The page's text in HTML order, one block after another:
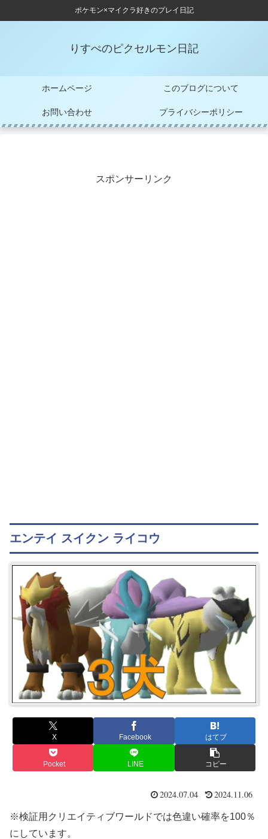
ポケモン×マイクラ好きのプレイ日記
りすぺのピクセルモン日記
ホームページ このブログについて
お問い合わせ プライバシーポリシー
スポンサーリンク
エンテイ スイクン ライコウ
X Facebook はてブ
Pocket LINE コピー
2024.07.04 2024.11.06
※検証用クリエイティブワールドでは色違い確率を100％
にしています。